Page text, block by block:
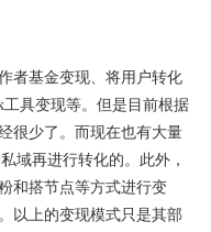
者基金变现、将用户转化
具变现等。但是目前根据
很少了。而现在也有大量
域再进行转化的。此外，
和搭节点等方式进行变
以上的变现模式只是其部